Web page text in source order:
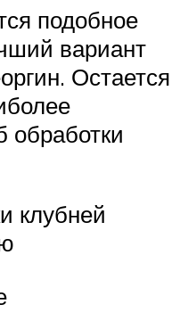
подобное
вариант
Остается
обработки
клубней